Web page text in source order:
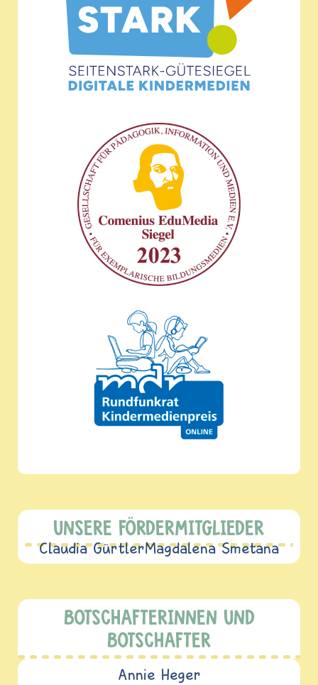
UNSERE FÖRDERMITGLIEDER
Claudia GürtlerMagdalena Smetana
BOTSCHAFTERINNEN UND
BOTSCHAFTER
Annie Heger